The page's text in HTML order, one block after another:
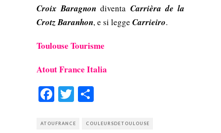
Croix Baragnon diventa Carrièra de la
Crotz Baranhon, e si legge Carrieiro.
Toulouse Tourisme
Atout France Italia
Facebook
Twitter
ATOUFRANCE COULEURSDETOULOUSE